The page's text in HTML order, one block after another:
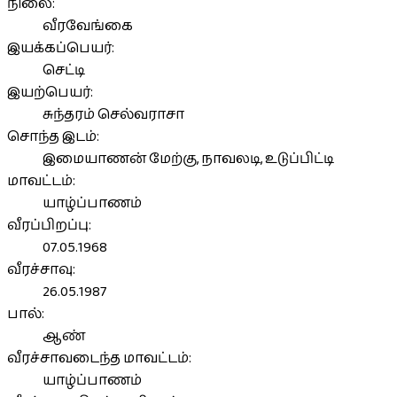
வீரவேங்கை
இயக்கப்பெயர்:
செட்டி
இயற்பெயர்:
சுந்தரம் செல்வராசா
சொந்த இடம்:
இமையாணன் மேற்கு, நாவலடி, உடுப்பிட்டி
மாவட்டம்:
யாழ்ப்பாணம்
வீரப்பிறப்பு:
07.05.1968
வீரச்சாவு:
26.05.1987
பால்:
ஆண்
வீரச்சாவடைந்த மாவட்டம்:
யாழ்ப்பாணம்